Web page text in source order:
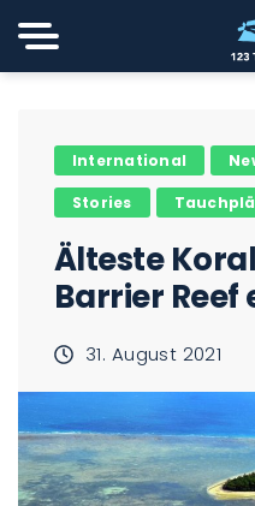
International
Stories
Älteste
Barrier
31. August 2021